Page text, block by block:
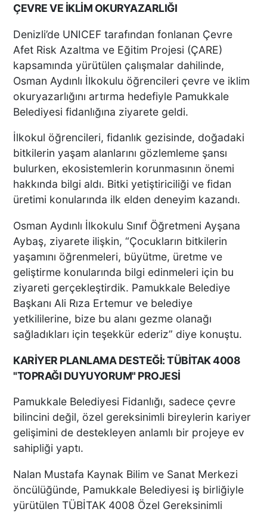
ÇEVRE VE İKLİM OKURYAZARLIĞI
Denizli’de UNICEF tarafından fonlanan Çevre
Afet Risk Azaltma ve Eğitim Projesi (ÇARE)
kapsamında yürütülen çalışmalar dahilinde,
Osman Aydınlı İlkokulu öğrencileri çevre ve iklim
okuryazarlığını artırma hedefiyle Pamukkale
Belediyesi fidanlığına ziyarete geldi.
İlkokul öğrencileri, fidanlık gezisinde, doğadaki
bitkilerin yaşam alanlarını gözlemleme şansı
bulurken, ekosistemlerin korunmasının önemi
hakkında bilgi aldı. Bitki yetiştiriciliği ve fidan
üretimi konularında ilk elden deneyim kazandı.
Osman Aydınlı İlkokulu Sınıf Öğretmeni Ayşana
Aybaş, ziyarete ilişkin, “Çocukların bitkilerin
yaşamını öğrenmeleri, büyütme, üretme ve
geliştirme konularında bilgi edinmeleri için bu
ziyareti gerçekleştirdik. Pamukkale Belediye
Başkanı Ali Rıza Ertemur ve belediye
yetkililerine, bize bu alanı gezme olanağı
sağladıkları için teşekkür ederiz” diye konuştu.
KARİYER PLANLAMA DESTEĞİ: TÜBİTAK 4008
"TOPRAĞI DUYUYORUM" PROJESİ
Pamukkale Belediyesi Fidanlığı, sadece çevre
bilincini değil, özel gereksinimli bireylerin kariyer
gelişimini de destekleyen anlamlı bir projeye ev
sahipliği yaptı.
Nalan Mustafa Kaynak Bilim ve Sanat Merkezi
öncülüğünde, Pamukkale Belediyesi iş birliğiyle
yürütülen TÜBİTAK 4008 Özel Gereksinimli